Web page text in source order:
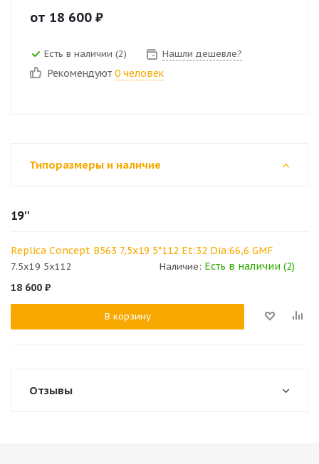
от 18 600 ₽
Есть в наличии (2) Нашли дешевле?
Рекомендуют 0 человек
Типоразмеры и наличие
19''
Replica Concept B563 7,5x19 5*112 Et:32 Dia:66,6 GMF
7.5x19 5x112 Наличие: Есть в наличии (2)
18 600 ₽
В корзину
Отзывы